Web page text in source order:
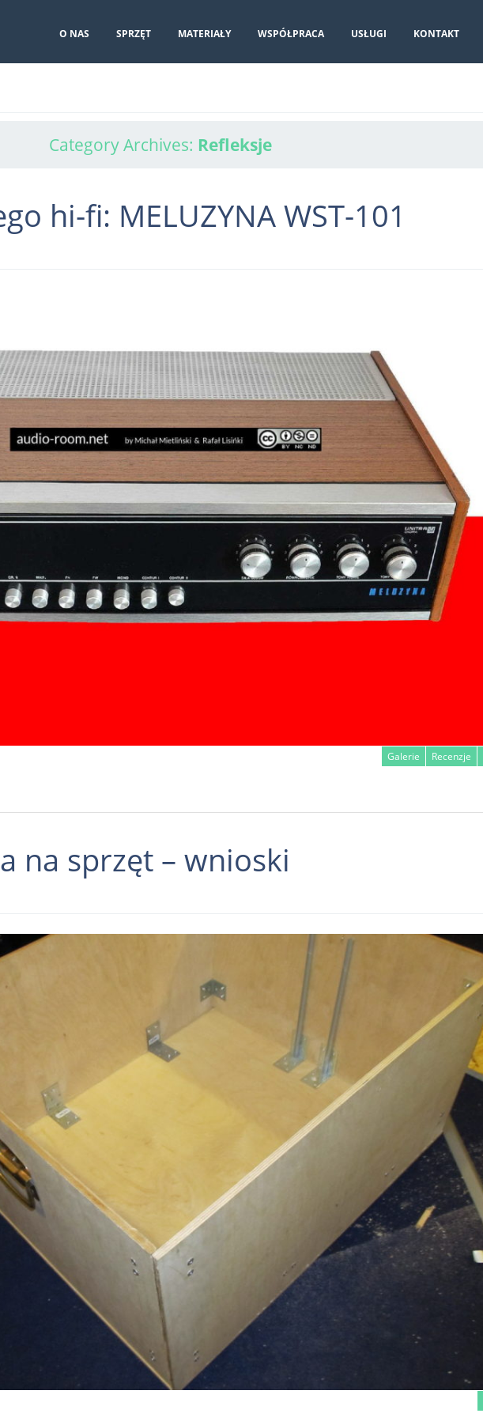
O NAS SPRZĘT MATERIAŁY WSPÓŁPRACA USŁUGI KONTAKT
Category Archives: Refleksje
hi-fi: MELUZYNA WST-101
Galerie Recenzje
na sprzęt – wnioski